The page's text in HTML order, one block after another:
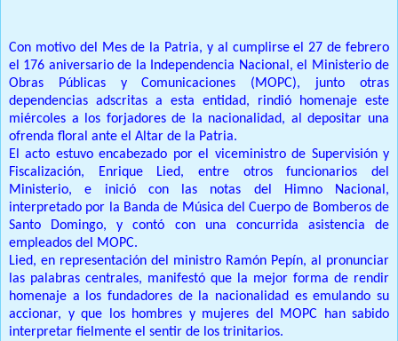
Con motivo del Mes de la Patria, y al cumplirse el 27 de febrero
el 176 aniversario de la Independencia Nacional, el Ministerio de
Obras Públicas y Comunicaciones (MOPC), junto otras
dependencias adscritas a esta entidad, rindió homenaje este
miércoles a los forjadores de la nacionalidad, al depositar una
ofrenda floral ante el Altar de la Patria.
El acto estuvo encabezado por el viceministro de Supervisión y
Fiscalización, Enrique Lied, entre otros funcionarios del
Ministerio, e inició con las notas del Himno Nacional,
interpretado por la Banda de Música del Cuerpo de Bomberos de
Santo Domingo, y contó con una concurrida asistencia de
empleados del MOPC.
Lied, en representación del ministro Ramón Pepín, al pronunciar
las palabras centrales, manifestó que la mejor forma de rendir
homenaje a los fundadores de la nacionalidad es emulando su
accionar, y que los hombres y mujeres del MOPC han sabido
interpretar fielmente el sentir de los trinitarios.